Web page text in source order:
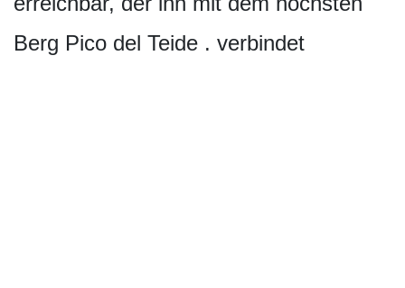
Berg Pico del Teide . verbindet